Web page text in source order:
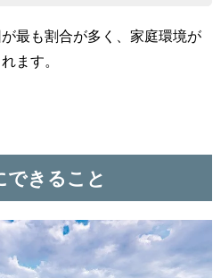
最も割合が多く、家庭環境が
ます。
できること